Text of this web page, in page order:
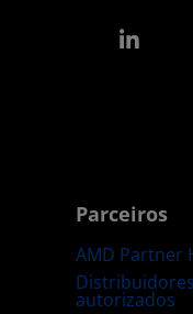
Parceiros
AMD Partner
Distribuidores
autorizados